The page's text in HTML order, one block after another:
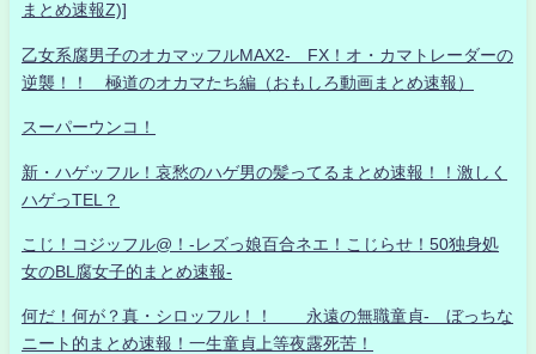
まとめ速報Z)]
乙女系腐男子のオカマッフルMAX2- FX！オ・カマトレーダーの
逆襲！！ 極道のオカマたち編（おもしろ動画まとめ速報）
スーパーウンコ！
新・ハゲッフル！哀愁のハゲ男の髪ってるまとめ速報！！激しく
ハゲっTEL？
こじ！コジッフル@！-レズっ娘百合ネエ！こじらせ！50独身処
女のBL腐女子的まとめ速報-
何だ！何が？真・シロッフル！！ 永遠の無職童貞- ぼっちな
ニート的まとめ速報！一生童貞上等夜露死苦！